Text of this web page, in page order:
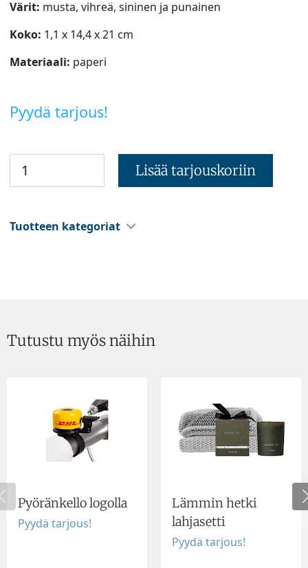
Värit: musta, vihreä, sininen ja punainen
Koko: 1,1 x 14,4 x 21 cm
Materiaali: paperi
Pyydä tarjous!
Lisää tarjouskoriin
Tuotteen kategoriat
Tutustu myös näihin
Pyöränkello logolla
Pyydä tarjous!
Lämmin hetki
lahjasetti
Pyydä tarjous!